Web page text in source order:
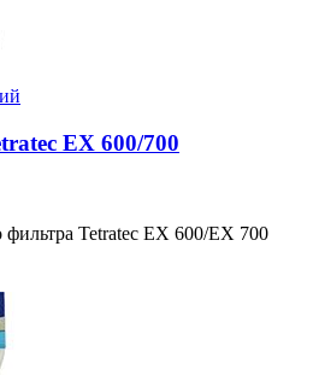
EX 600/700
Tetratec EX 600/EX 700